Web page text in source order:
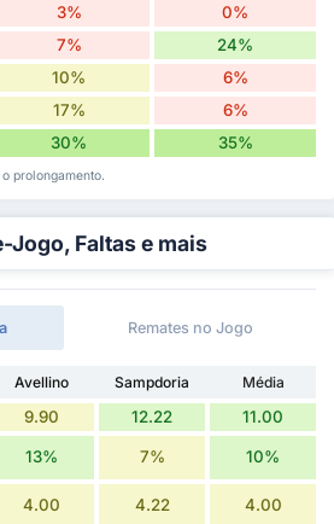
3% 0%
7% 24%
10% 6%
17% 6%
30% 35%
prolongamento.
Jogo, Faltas e mais
Remates no Jogo
Avellino Sampdoria
Média
9.90 12.22 11.00
13% 7% 10%
4.00 4.22 4.00